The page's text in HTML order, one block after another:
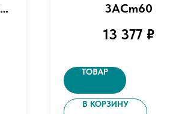
3ACm60
13 377 ₽
ТОВАР
В КОРЗИНУ